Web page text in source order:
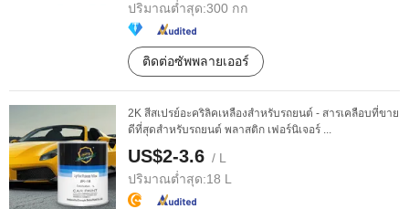
ปริมาณต่ำสุด:300 กก
ติดต่อซัพพลายเออร์
2K สีสเปรย์อะคริลิคเหลืองสำหรับรถยนต์ - สารเคลือบที่ขาย
ดีที่สุดสำหรับรถยนต์ พลาสติก เฟอร์นิเจอร์ ...
US$2-3.6 / L
ปริมาณต่ำสุด:18 L